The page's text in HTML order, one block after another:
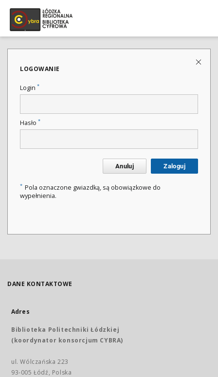
LOGOWANIE
Login *
Hasło *
Anuluj Zaloguj
* Pola oznaczone gwiazdką, są obowiązkowe do
wypełnienia.
DANE KONTAKTOWE
Adres
Biblioteka Politechniki Łódzkiej
(koordynator konsorcjum CYBRA)
ul. Wólczańska 223
93-005 Łódź, Polska